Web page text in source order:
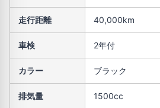
走行距離 40,000km
車検 2年付
カラー ブラック
排気量 1500cc